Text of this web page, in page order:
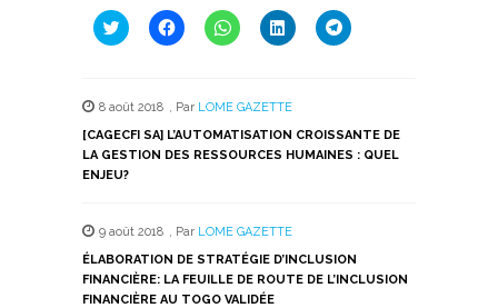
Cliquez
pour
une
nouvelle
fenêtre)
Cliquez
pour
une
nouvelle
fenêtre)
Cliquez
pour
une
nouvelle
fenêtre)
Cliquez
pour
une
nouvelle
fenêtre)
Cliquez
pour
nouvelle
fenêtre)
8 août 2018 , Par LOME GAZETTE
[CAGECFI SA] L’AUTOMATISATION CROISSANTE DE
LA GESTION DES RESSOURCES HUMAINES : QUEL
ENJEU?
9 août 2018 , Par LOME GAZETTE
ÉLABORATION DE STRATÉGIE D’INCLUSION
FINANCIÈRE: LA FEUILLE DE ROUTE DE L’INCLUSION
FINANCIÈRE AU TOGO VALIDÉE